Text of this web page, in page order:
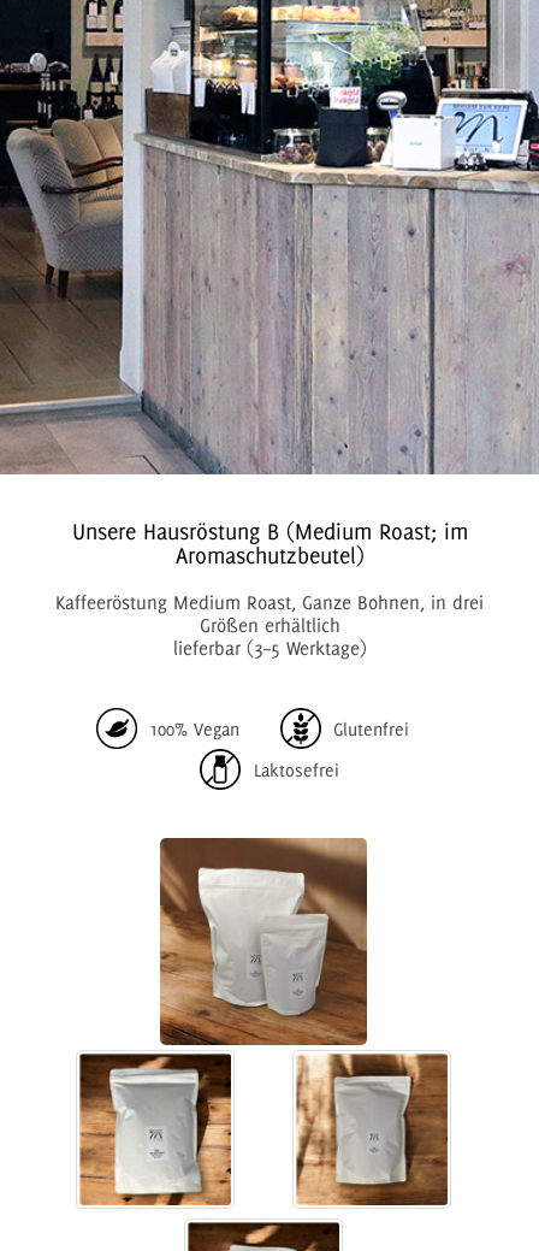
Unsere Hausröstung B (Medium Roast; im
Aromaschutzbeutel)
Kaffeeröstung Medium Roast, Ganze Bohnen, in drei
Größen erhältlich
lieferbar (3–5 Werktage)
100% Vegan
Glutenfrei
Laktosefrei